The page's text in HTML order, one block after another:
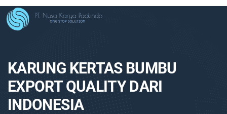
KARUNG KERTAS BUMBU
EXPORT QUALITY DARI
INDONESIA